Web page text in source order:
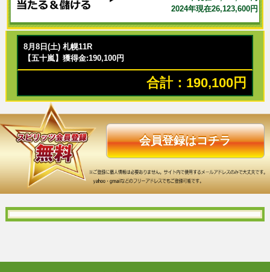
2024年現在26,123,600円
8月8日(土) 札幌11R
【五十嵐】獲得金:190,100円
合計：190,100円
会員登録はコチラ